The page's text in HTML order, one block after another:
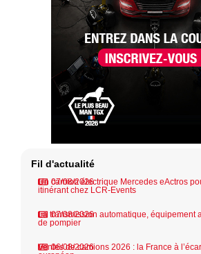
Fil d'actualité
07/08/2026
Un camion électrique Mercedes eActros
itinérant chez LCR-Events
07/08/2026
La transmission automatique, équipement
de pompier
06/08/2026
Ventes de camions 2026 : la France à